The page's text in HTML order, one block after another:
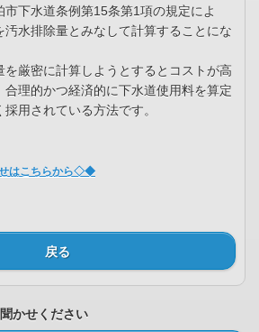
下水道条例第15条第1項の規定によ
汚水排除量とみなして計算することにな
厳密に計算しようとするとコストが高
合理的かつ経済的に下水道使用料を算定
用されている方法です。
はこちらから◇◆
戻る
かせください